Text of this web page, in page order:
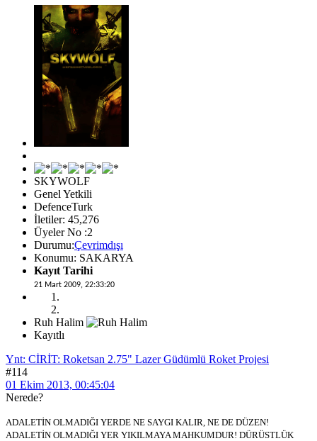
SKYWOLF
Genel Yetkili
DefenceTurk
İletiler: 45,276
Üyeler No :2
Durumu:Çevrimdışı
Konumu: SAKARYA
Kayıt Tarihi
21 Mart 2009, 22:33:20
Ruh Halim
Kayıtlı
Ynt: CİRİT: Roketsan 2.75" Lazer Güdümlü Roket Projesi
#114
01 Ekim 2013, 00:45:04
Nerede?
ADALETİN OLMADIĞI YERDE NE SAYGI KALIR, NE DE DÜZEN!
ADALETİN OLMADIĞI YER YIKILMAYA MAHKUMDUR! DÜRÜSTLÜK